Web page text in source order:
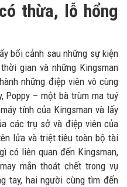
thừa, lỗ hổng
bối cảnh sau những sự kiện
gian và những Kingsman
những điệp viên vô cùng
Poppy – một bà trùm ma tuý
tính của Kingsman và lấy
các trụ sở và điệp viên của
lửa và triệt tiêu toàn bộ tài
có liên quan đến Kingsman,
mắn thoát chết trong vụ
tay, hai người cùng tìm đến